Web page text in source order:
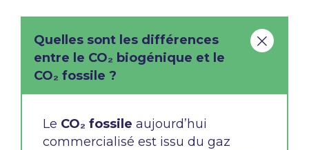
Quelles sont les différences
entre le CO₂ biogénique et le
CO₂ fossile ?
Le CO₂ fossile aujourd’hui
commercialisé est issu du gaz